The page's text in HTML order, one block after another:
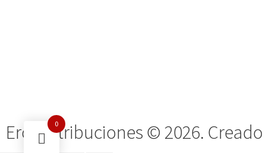
Ero Distribuciones © 2026.
0